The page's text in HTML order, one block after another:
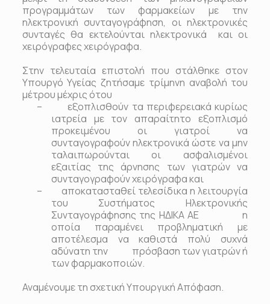
προγραμμάτων των φαρμακείων με την
ηλεκτρονική συνταγογράφηση, οι ηλεκτρονικές
συνταγές θα εκτελούνται ηλεκτρονικά και οι
χειρόγραφες χειρόγραφα.
Στην τελευταία επιστολή που στάλθηκε στον
Υπουργό Υγείας ζητήσαμε τρίμηνη αναβολή του
μέτρου μέχρις ότου
–
εξοπλισθούν τα περιφερειακά κυρίως
ιατρεία με τον απαραίτητο εξοπλισμό
προκειμένου οι γιατροί να
συνταγογραφούν ηλεκτρονικά ώστε να μην
ταλαιπωρούνται οι ασφαλισμένοι
εξαιτίας της άρνησης των γιατρών να
συνταγογραφούν χειρόγραφα και
–
αποκατασταθεί τελεσίδικα η λειτουργία
του Συστήματος Ηλεκτρονικής
Συνταγογράφησης της ΗΔΙΚΑ ΑΕ η
οποία παραμένει προβληματική με
αποτέλεσμα να καθιστά πολύ συχνά
αδύνατη την πρόσβαση των γιατρών ή
των φαρμακοποιών.
Αναμένουμε τη σχετική Υπουργική Απόφαση.